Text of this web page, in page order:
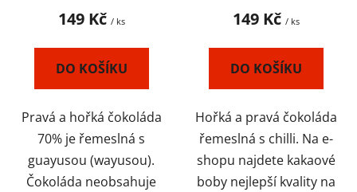
149 Kč / ks
DO KOŠÍKU
Pravá a hořká čokoláda
70% je řemeslná s
guayusou (wayusou).
Čokoláda neobsahuje
149 Kč / ks
DO KOŠÍKU
Hořká a pravá čokoláda
řemeslná s chilli. Na e-
shopu najdete kakaové
boby nejlepší kvality na